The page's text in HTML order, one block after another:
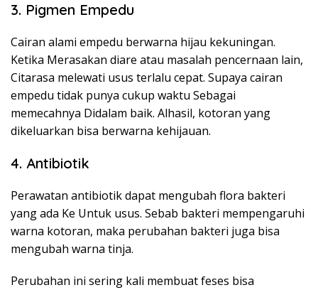
3. Pigmen Empedu
Cairan alami empedu berwarna hijau kekuningan.
Ketika Merasakan diare atau masalah pencernaan lain,
Citarasa melewati usus terlalu cepat. Supaya cairan
empedu tidak punya cukup waktu Sebagai
memecahnya Didalam baik. Alhasil, kotoran yang
dikeluarkan bisa berwarna kehijauan.
4. Antibiotik
Perawatan antibiotik dapat mengubah flora bakteri
yang ada Ke Untuk usus. Sebab bakteri mempengaruhi
warna kotoran, maka perubahan bakteri juga bisa
mengubah warna tinja.
Perubahan ini sering kali membuat feses bisa